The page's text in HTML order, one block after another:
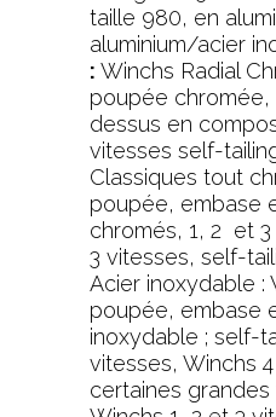
taille 980, en
aluminium/acier
: Winchs Radial
poupée
dessus en
vitesses self-
Classiques tout
poupée, embase
chromés, 1, 2 et
3 vitesses, self-
Acier inoxydable :
poupée, embase
inoxydable ; self-
vitesses, Winchs
certaines grandes